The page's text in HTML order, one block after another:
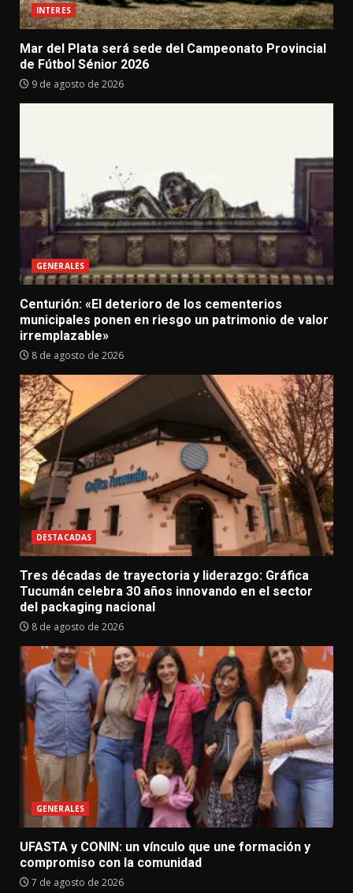
INTERES
Mar del Plata será sede del Campeonato Provincial
de Fútbol Sénior 2026
9 de agosto de 2026
GENERALES
Centurión: «El deterioro de los cementerios
municipales ponen en riesgo un patrimonio de valor
irremplazable»
8 de agosto de 2026
DESTACADAS
Tres décadas de trayectoria y liderazgo: Gráfica
Tucumán celebra 30 años innovando en el sector
del packaging nacional
8 de agosto de 2026
GENERALES
UFASTA y CONIN: un vínculo que une formación y
compromiso con la comunidad
7 de agosto de 2026